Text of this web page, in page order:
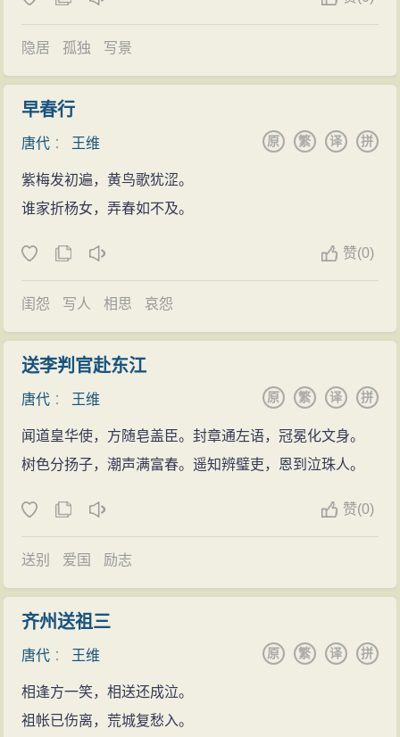
上当时任刑部侍郎的弟弟（曾跟随皇帝出逃）的求情，
恳请将其官职等换其兄性命，王维才得免于难，仅受贬
官处分。其后，又升至尚书右丞之职。
王维早年有过积极的政治抱负，希望能作出一番大
事业，后值政局变化无常而逐渐消沉下来，吃斋念佛。
四十多岁的时候，他特地在长安东南的蓝田县辋川营造
居赠裴秀才迪》这首诗是他隐居生活中的一个篇章，主
远之境自见，大有渊明遗风。王维在诗歌上的成就是多
方面的，无论边塞、山水诗、律诗还是绝句等都有流传
人口的佳篇。
隐居 孤独 写景
早春行
唐代 ： 王维 拼
译
繁
原
紫梅发初遍，黄鸟歌犹涩。
谁家折杨女，弄春如不及。
赞(0)
闺怨 写人 相思 哀怨
送李判官赴东江
唐代 ： 王维 拼
译
繁
原
闻道皇华使，方随皂盖臣。封章通左语，冠冕化文身。
树色分扬子，潮声满富春。遥知辨璧吏，恩到泣珠人。
赞(0)
送别 爱国 励志
齐州送祖三
唐代 ： 王维 拼
译
繁
原
相逢方一笑，相送还成泣。
祖帐已伤离，荒城复愁入。